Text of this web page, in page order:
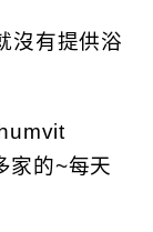
沒有提供浴
家的~每天